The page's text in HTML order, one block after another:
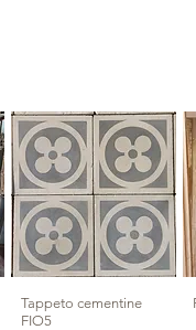
Tappeto cementine
FIO5